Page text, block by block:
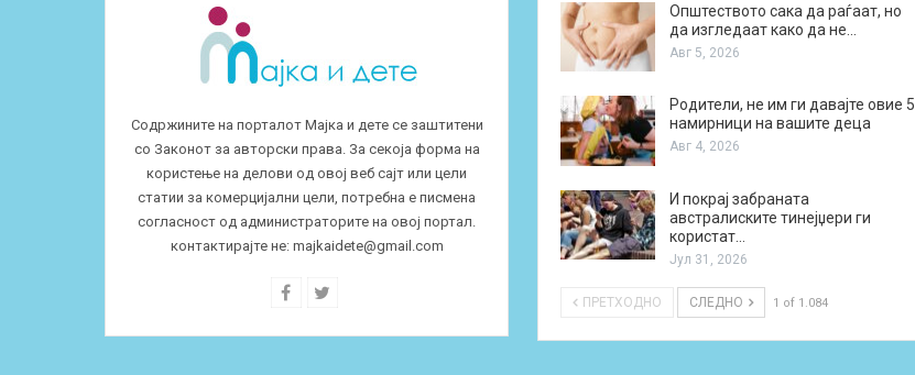
Содржините на порталот Мајка и дете се заштитени
со Законот за авторски права. За секоја форма на
користење на делови од овој веб сајт или цели
статии за комерцијални цели, потребна е писмена
согласност од администраторите на овој портал.
контактирајте не: majkaidete@gmail.com
Општеството сака да раѓаат, но
да изгледаат како да не…
Авг 5, 2026
Родители, не им ги давајте овие 5
намирници на вашите деца
Авг 4, 2026
И покрај забраната
австралиските тинејџери ги
користат…
Јул 31, 2026
ПРЕТХОДНО СЛЕДНО 1 of 1.084